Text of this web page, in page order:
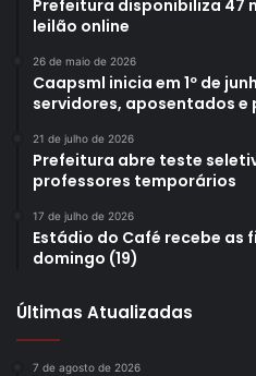
Prefeitura disponibiliza 47
leilão online
26 de maio de 2026
Caapsml inicia em 1º de
servidores, aposentados
21 de julho de 2026
Prefeitura abre teste
professores temporários
17 de julho de 2026
Estádio do Café recebe as
domingo (19)
Últimas Atualizadas
7 de agosto de 2026